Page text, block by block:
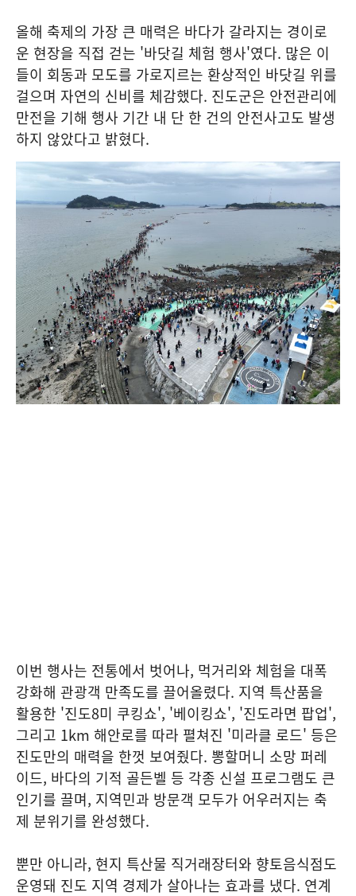
올해 축제의 가장 큰 매력은 바다가 갈라지는 경이로
운 현장을 직접 걷는 '바닷길 체험 행사'였다. 많은 이
들이 회동과 모도를 가로지르는 환상적인 바닷길 위를
걸으며 자연의 신비를 체감했다. 진도군은 안전관리에
만전을 기해 행사 기간 내 단 한 건의 안전사고도 발생
하지 않았다고 밝혔다.
이번 행사는 전통에서 벗어나, 먹거리와 체험을 대폭
강화해 관광객 만족도를 끌어올렸다. 지역 특산품을
활용한 '진도8미 쿠킹쇼', '베이킹쇼', '진도라면 팝업',
그리고 1km 해안로를 따라 펼쳐진 '미라클 로드' 등은
진도만의 매력을 한껏 보여줬다. 뽕할머니 소망 퍼레
이드, 바다의 기적 골든벨 등 각종 신설 프로그램도 큰
인기를 끌며, 지역민과 방문객 모두가 어우러지는 축
제 분위기를 완성했다.
뿐만 아니라, 현지 특산물 직거래장터와 향토음식점도
운영돼 진도 지역 경제가 살아나는 효과를 냈다. 연계